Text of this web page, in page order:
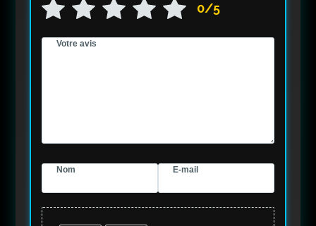
0/5
Votre avis
Nom E-mail